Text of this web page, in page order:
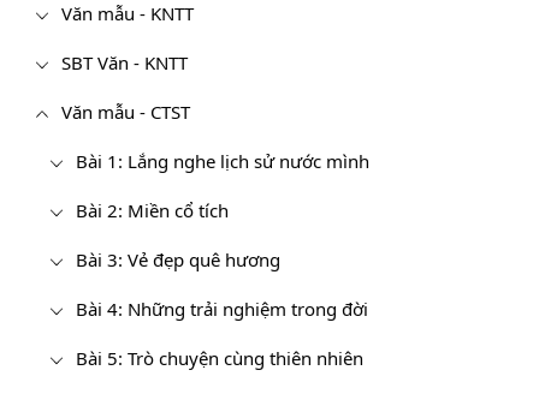
Văn mẫu - KNTT
SBT Văn - KNTT
Văn mẫu - CTST
Bài 1: Lắng nghe lịch sử nước mình
Bài 2: Miền cổ tích
Bài 3: Vẻ đẹp quê hương
Bài 4: Những trải nghiệm trong đời
Bài 5: Trò chuyện cùng thiên nhiên